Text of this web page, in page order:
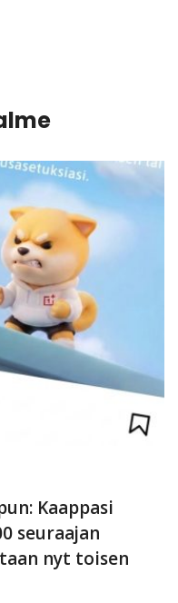
Kaappasi
seuraajan
nyt toisen